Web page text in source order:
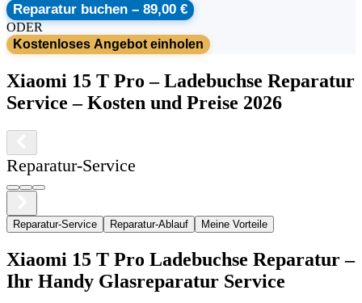
Reparatur buchen – 89,00 €
ODER
Kostenloses Angebot einholen
Xiaomi 15 T Pro –Ladebuchse Reparatur
Service – Kosten und Preise 2026
Reparatur-Service
Reparatur-Service Reparatur-Ablauf Meine Vorteile
Xiaomi 15 T Pro Ladebuchse Reparatur –
Ihr Handy Glasreparatur Service